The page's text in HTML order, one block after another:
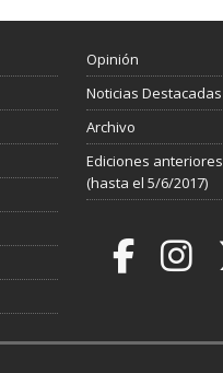
Opinión
Noticias Destacadas
Archivo
Ediciones anteriores
(hasta el 5/6/2017)